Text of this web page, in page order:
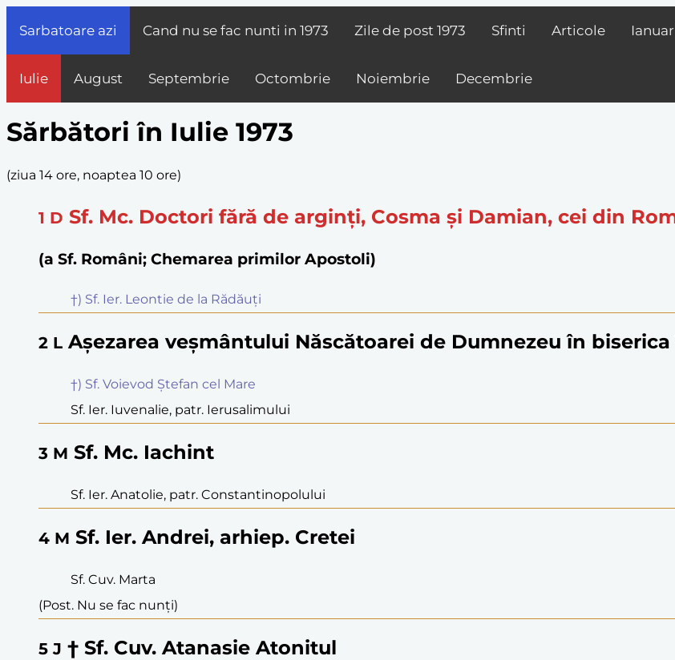
Sarbatoare azi Cand nu se fac nunti in 1973 Zile de post 1973 Sfinti Articole
Iulie August Septembrie Octombrie Noiembrie Decembrie
Sărbători în Iulie 1973
(ziua 14 ore, noaptea 10 ore)
1 D Sf. Mc. Doctori fără de arginți, Cosma și Damian, cei din
(a Sf. Români; Chemarea primilor Apostoli)
†) Sf. Ier. Leontie de la Rădăuți
2 L Așezarea veșmântului Născătoarei de Dumnezeu în
†) Sf. Voievod Ștefan cel Mare
Sf. Ier. Iuvenalie, patr. Ierusalimului
3 M Sf. Mc. Iachint
Sf. Ier. Anatolie, patr. Constantinopolului
4 M Sf. Ier. Andrei, arhiep. Cretei
Sf. Cuv. Marta
(Post. Nu se fac nunți)
5 J † Sf. Cuv. Atanasie Atonitul